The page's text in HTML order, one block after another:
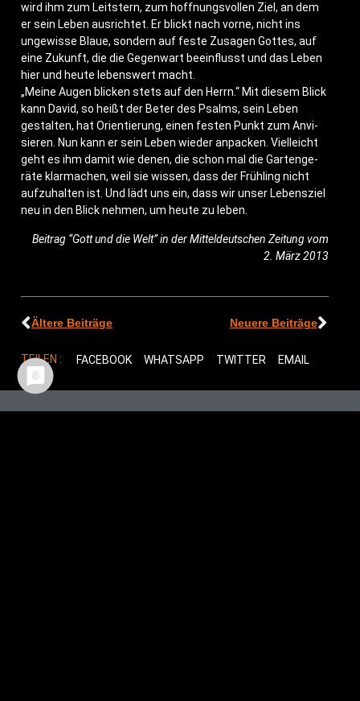
wird ihm zum Leit­stern, zum hoff­nungs­vol­len Ziel, an dem
er sein Leben aus­rich­tet. Er blickt nach vor­ne, nicht ins
unge­wis­se Blaue, son­dern auf fes­te Zusa­gen Got­tes, auf
eine Zukunft, die die Gegen­wart beein­flusst und das Leben
hier und heu­te lebens­wert macht.
„Mei­ne Augen bli­cken stets auf den Herrn.“ Mit die­sem Blick
kann David, so heißt der Beter des Psalms, sein Leben
gestal­ten, hat Ori­en­tie­rung, einen fes­ten Punkt zum Anvi­
sie­ren. Nun kann er sein Leben wie­der anpa­cken. Viel­leicht
geht es ihm damit wie denen, die schon mal die Gar­ten­ge­
rä­te klar­ma­chen, weil sie wis­sen, dass der Früh­ling nicht
auf­zu­hal­ten ist. Und lädt uns ein, dass wir unser Lebens­ziel
neu in den Blick neh­men, um heu­te zu leben.
Bei­trag “Gott und die Welt” in der Mit­tel­deut­schen Zei­tung vom
2. März 2013
Ältere Beiträge Neuere Beiträge
TEILEN : FACEBOOK WHATSAPP TWITTER EMAIL